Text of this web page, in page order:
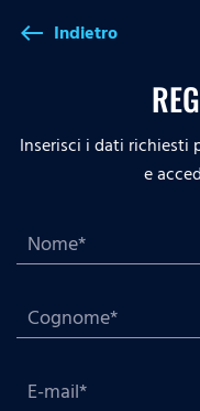
west Indietro
Inserisci i dati richiesti
e